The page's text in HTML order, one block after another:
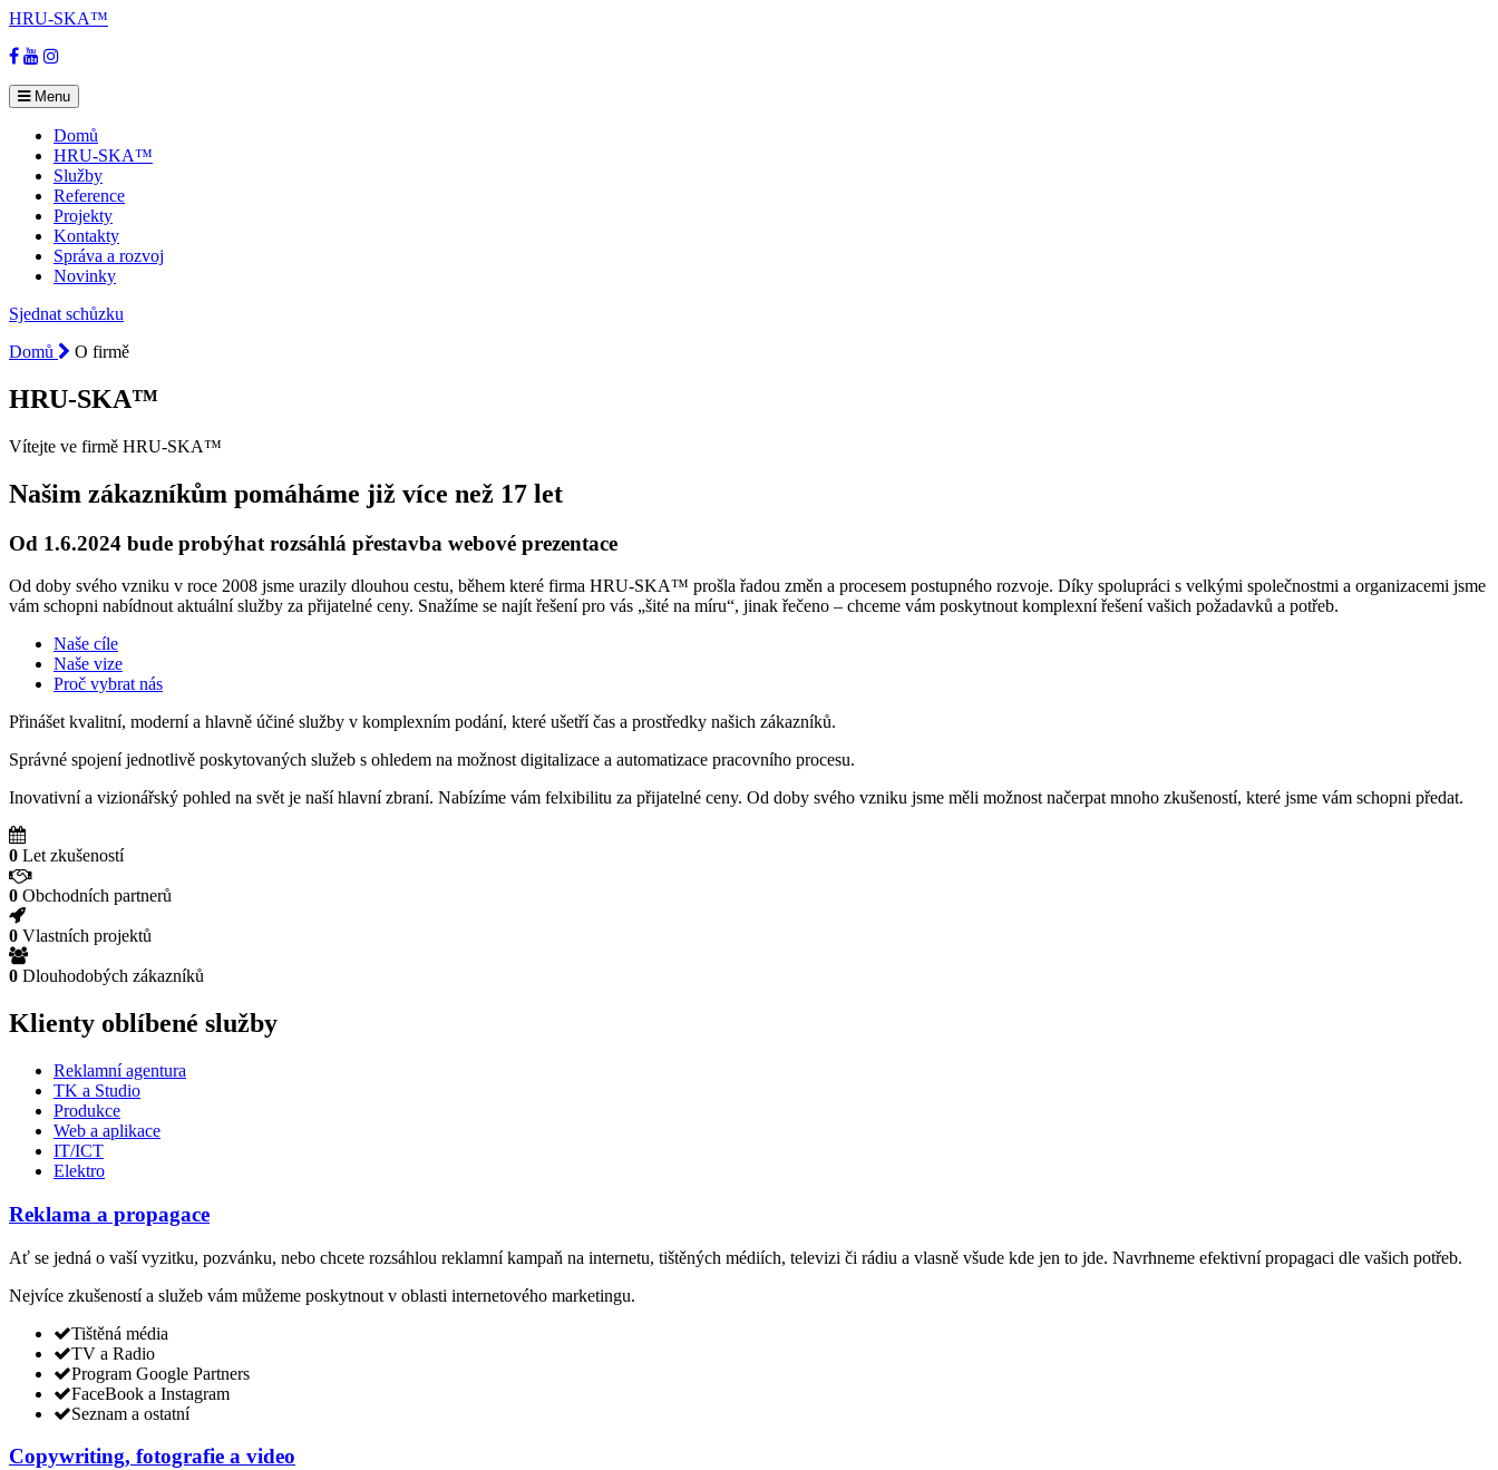
HRU-SKA™
Facebook
YouTube
Instagram
Menu
Domů
HRU-SKA™
Služby
Reference
Projekty
Kontakty
Správa a rozvoj
Novinky
Sjednat schůzku
Domů
O firmě
HRU-SKA™
Vítejte ve firmě HRU-SKA™
Našim zákazníkům pomáháme již více než 17 let
Od 1.6.2024 bude probýhat rozsáhlá přestavba webové prezentace
Od doby svého vzniku v roce 2008 jsme urazily dlouhou cestu, během které firma HRU-SKA™ prošla řadou změn a procesem postupného rozvoje. Díky spolupráci s velkými společnostmi a organizacemi jsme
vám schopni nabídnout aktuální služby za přijatelné ceny. Snažíme se najít řešení pro vás „šité na míru“, jinak řečeno – chceme vám poskytnout komplexní řešení vašich požadavků a potřeb.
Naše cíle
Naše vize
Proč vybrat nás
Přinášet kvalitní, moderní a hlavně účiné služby v komplexním podání, které ušetří čas a prostředky našich zákazníků.
Správné spojení jednotlivě poskytovaných služeb s ohledem na možnost digitalizace a automatizace pracovního procesu.
Inovativní a vizionářský pohled na svět je naší hlavní zbraní. Nabízíme vám felxibilitu za přijatelné ceny. Od doby svého vzniku jsme měli možnost načerpat mnoho zkušeností, které jsme vám schopni předat.
0 Let zkušeností
0 Obchodních partnerů
0 Vlastních projektů
0 Dlouhodobých zákazníků
Klienty oblíbené služby
Reklamní agentura
TK a Studio
Produkce
Web a aplikace
IT/ICT
Elektro
Reklama a propagace
Ať se jedná o vaší vyzitku, pozvánku, nebo chcete rozsáhlou reklamní kampaň na internetu, tištěných médiích, televizi či rádiu a vlasně všude kde jen to jde. Navrhneme efektivní propagaci dle vašich potřeb.
Nejvíce zkušeností a služeb vám můžeme poskytnout v oblasti internetového marketingu.
Tištěná média
TV a Radio
Program Google Partners
FaceBook a Instagram
Seznam a ostatní
Copywriting, fotografie a video